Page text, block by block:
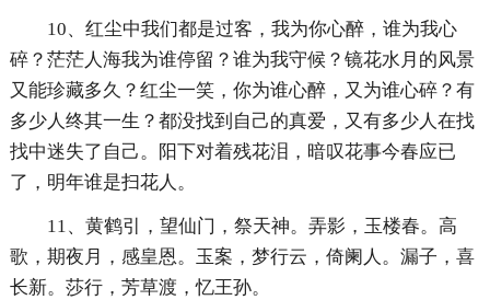
10、红尘中我们都是过客，我为你心醉，谁为我心
碎？茫茫人海我为谁停留？谁为我守候？镜花水月的风景
又能珍藏多久？红尘一笑，你为谁心醉，又为谁心碎？有
多少人终其一生？都没找到自己的真爱，又有多少人在找
找中迷失了自己。阳下对着残花泪，暗叹花事今春应已
了，明年谁是扫花人。
11、黄鹤引，望仙门，祭天神。弄影，玉楼春。高
歌，期夜月，感皇恩。玉案，梦行云，倚阑人。漏子，喜
长新。莎行，芳草渡，忆王孙。